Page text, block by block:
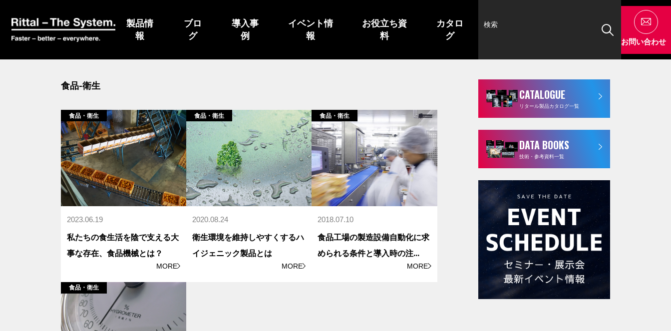
製品情
報
ブロ
グ
ブログ
導入事
例
導入事例
イベント情
報
お役立ち資
料
カタロ
グ
お問い合わせ
食品-衛生
食品・衛生
2023.06.19
私たちの食生活を陰で支える大
事な存在、食品機械とは？
MORE
食品・衛生
2020.08.24
衛生環境を維持しやすくするハ
イジェニック製品とは
MORE
食品・衛生
2018.07.10
食品工場の製造設備自動化に求
められる条件と導入時の注...
MORE
食品・衛生
CATALOGUE
リタール製品カタログ一覧
DATA BOOKS
技術・参考資料一覧